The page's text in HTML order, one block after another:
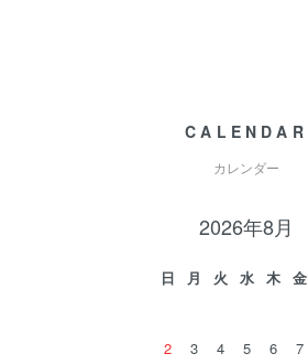
CALENDAR
カレンダー
2026年8月
日 月 火 水 木 金
2
3 4 5 6 7